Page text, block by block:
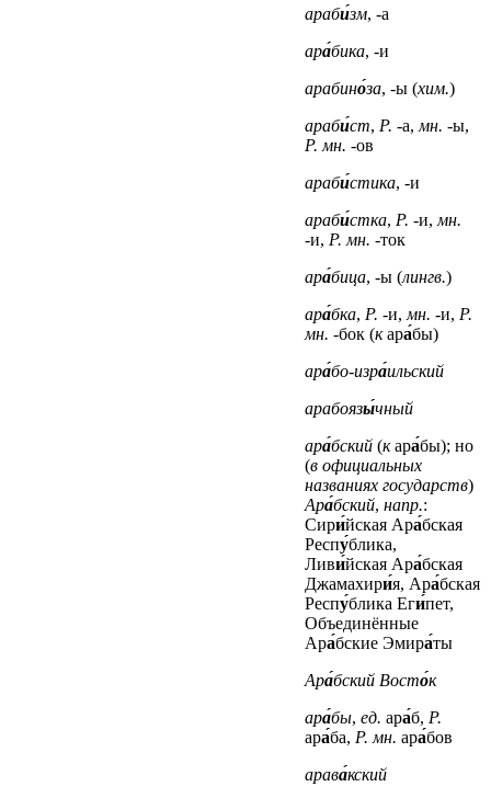
араби́зм, -а
ара́бика, -и
арабино́за, -ы (хим.)
араби́ст, Р. -а, мн. -ы,
Р. мн. -ов
араби́стика, -и
араби́стка, Р. -и, мн.
-и, Р. мн. -ток
ара́бица, -ы (лингв.)
ара́бка, Р. -и, мн. -и, Р.
мн. -бок (кара́бы)
ара́бо-изра́ильский
арабоязы́чный
ара́бский (кара́бы); но
(в официальных
названиях государств)
Ара́бский, напр.:
Сири́йская Ара́бская
Респу́блика,
Ливи́йская Ара́бская
Джамахири́я, Ара́бская
Респу́блика Еги́пет,
Объединённые
Ара́бские Эмира́ты
Ара́бский Восто́к
ара́бы, ед. ара́б, Р.
ара́ба, Р. мн. ара́бов
арава́кский